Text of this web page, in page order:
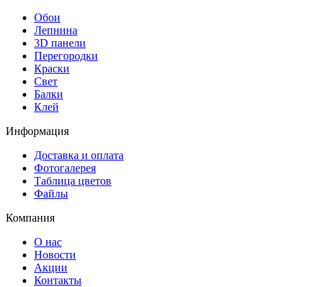
Обои
Лепнина
3D панели
Перегородки
Краски
Свет
Балки
Клей
Информация
Доставка и оплата
Фотогалерея
Таблица цветов
Файлы
Компания
О нас
Новости
Акции
Контакты